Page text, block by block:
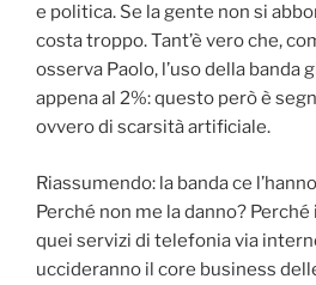
e politica. Se la gente non si
costa troppo. Tant’è vero che,
osserva Paolo, l’uso della banda
appena al 2%: questo però è
ovvero di scarsità artificiale.
Riassumendo: la banda ce
Perché non me la danno?
quei servizi di telefonia via
uccideranno il core business